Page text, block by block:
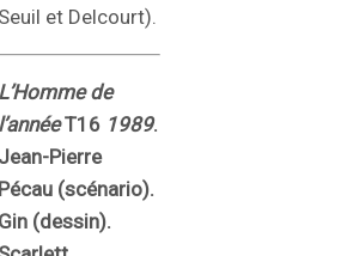
Seuil et Delcourt).
L’Homme de
l’annéeT16 1989.
Jean-Pierre
Pécau (scénario).
Gin (dessin).